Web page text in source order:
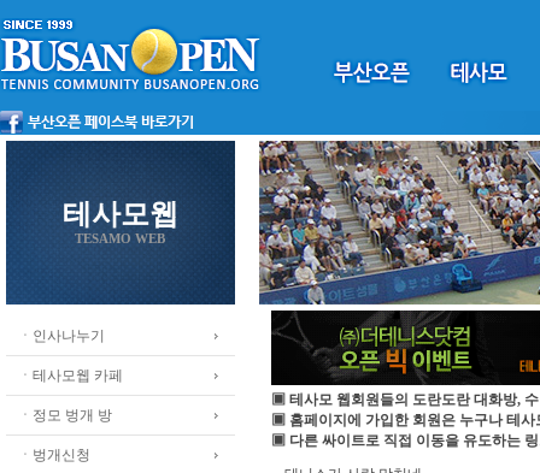
테사모웹
TESAMO WEB
ㆍ인사나누기
ㆍ테사모웹 카페
ㆍ정모 벙개 방
ㆍ벙개신청
▣ 테사모 웹회원들의 도란도란 대화방,
▣ 홈페이지에 가입한 회원은 누구나 테사
▣ 다른 싸이트로 직접 이동을 유도하는